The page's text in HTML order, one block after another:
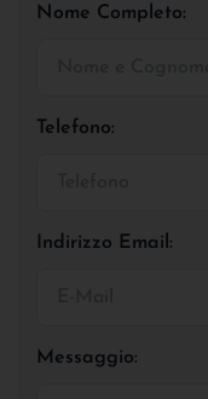
Nome Completo:
Telefono:
Indirizzo Email:
Messaggio: